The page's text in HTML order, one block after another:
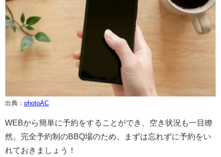
出典： photoAC
WEBから簡単に予約をすることができ、空き状況も一目瞭
然。完全予約制のBBQ場のため、まずは忘れずに予約をい
れておきましょう！